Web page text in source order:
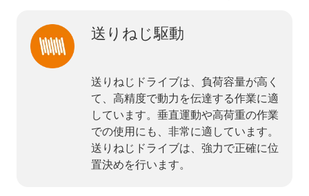
送りねじ駆動
送りねじドライブは、負荷容量が高く
て、高精度で動力を伝達する作業に適
しています。垂直運動や高荷重の作業
での使用にも、非常に適しています。
送りねじドライブは、強力で正確に位
置決めを行います。